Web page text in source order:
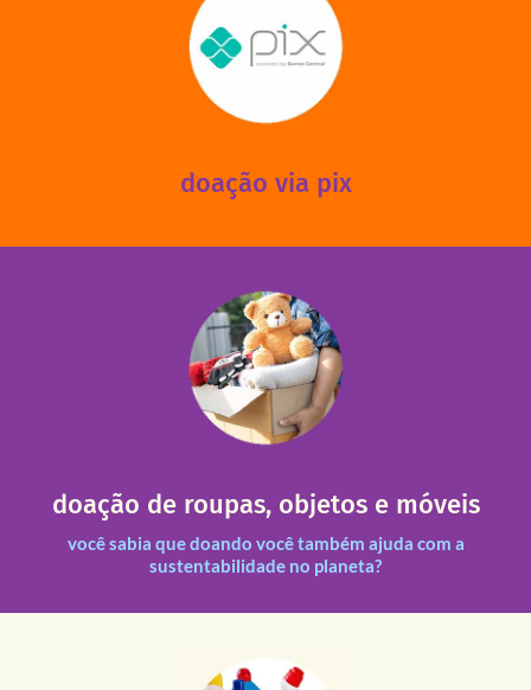
doação via pix
via PIX? Elas também são muito importantes para
mantermos nossas unidades em funcionamento!
saiba mais
doação de roupas, objetos e móveis
você sabia que doando você também ajuda com a
sustentabilidade no planeta?
entre nossas unidades assim como outras instituições
Você pode doar esses itens na Rua Belmonte, 547 – Vila
Leopoldina – De segunda a sexta, das 8h30 às 11h30 e
das 13h30 às 17h30 (sextas até às 16h30).
fale conosco